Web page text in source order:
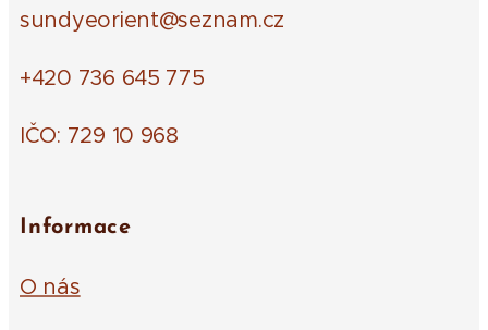
sundyeorient@seznam.cz
+420 736 645 775
IČO: 729 10 968
Informace
O nás